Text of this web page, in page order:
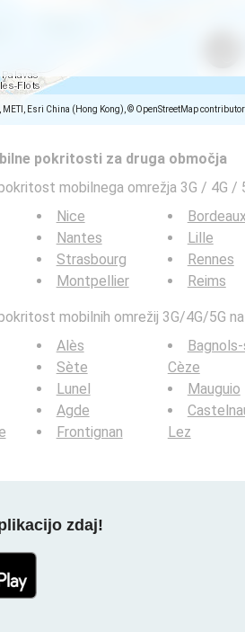
Esri China (Hong Kong), © OpenStreetMap
pokritosti za druga območja
mobilnega omrežja 3G / 4G /
Nice
Nantes
Strasbourg
Montpellier
Lille
Rennes
Reims
mobilnih omrežij 3G/4G/5G
Alès
Sète
Lunel
Agde
Frontignan
Cèze
Mauguio
Lez
zdaj!